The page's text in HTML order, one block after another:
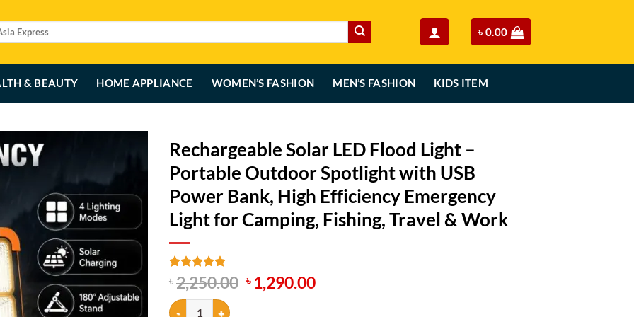
৳ 0.00
& BEAUTY HOME APPLIANCE WOMEN’S FASHION MEN’S FASHION KIDS ITEM
Rechargeable Solar LED Flood Light –
Portable Outdoor Spotlight with USB
Power Bank, High Efficiency Emergency
Light for Camping, Fishing, Travel & Work
Rated5
out of 5
based on
1
customer
৳2,250.00 Original
৳ 1,290.00Current
Rechargeable Solar LED Flood Light – Portable Outdoor Spotlight with USB Power Bank, High